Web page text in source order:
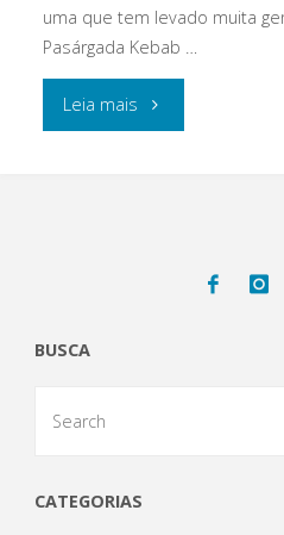
uma que tem levado muita
Pasárgada Kebab …
Leia mais "Pasárgada
culinária
BUSCA
CATEGORIAS